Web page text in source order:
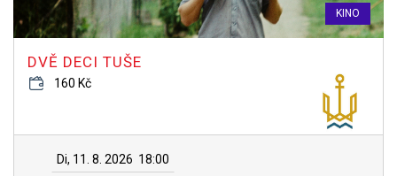
KINO
DVĚ DECI TUŠE
160 Kč
Di, 11. 8. 2026 18:00